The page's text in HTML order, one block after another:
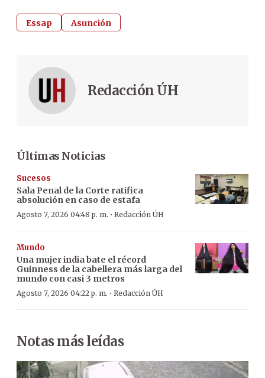
Essap Asunción
Redacción ÚH
Últimas Noticias
Sucesos
Sala Penal de la Corte ratifica
absolución en caso de estafa
Agosto 7, 2026 04:48 p. m. · Redacción ÚH
Mundo
Una mujer india bate el récord
Guinness de la cabellera más larga del
mundo con casi 3 metros
Agosto 7, 2026 04:22 p. m. · Redacción ÚH
Notas más leídas